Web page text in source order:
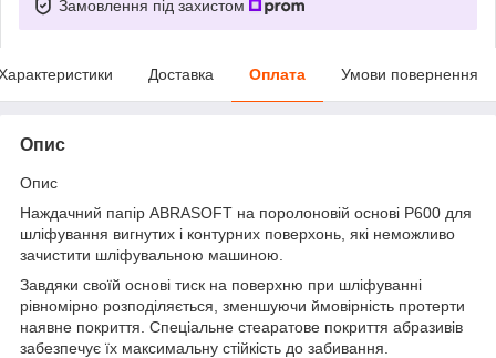
Замовлення під захистом
Доставка Оплата Умови повернення
Опис
Опис
Наждачний папір ABRASOFT на поролоновій основі Р600 для
шліфування вигнутих і контурних поверхонь, які неможливо
зачистити шліфувальною машиною.
Завдяки своїй основі тиск на поверхню при шліфуванні
рівномірно розподіляється, зменшуючи ймовірність протерти
наявне покриття. Спеціальне стеаратове покриття абразивів
забезпечує їх максимальну стійкість до забивання.